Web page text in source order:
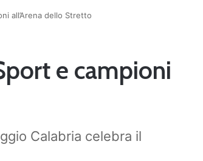
all’Arena dello Stretto
e campioni
Calabria celebra il